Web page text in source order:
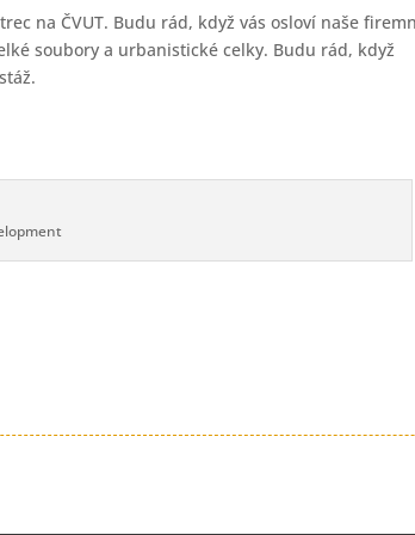
na ČVUT. Budu rád, když vás osloví naše
soubory a urbanistické celky. Budu rád, když